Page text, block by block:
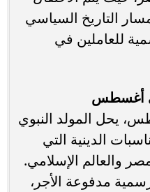
التاريخ السياسي
للعاملين في
أغسطس
26 أغسطس، يحل المولد النبوي
الدينية التي
والعالم الإسلامي.
مدفوعة الأجر،